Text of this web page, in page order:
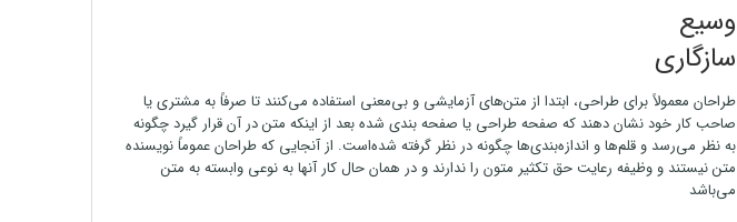
وسیع
سازگاری
طراحان معمولاً برای طراحی، ابتدا از متن‌های آزمایشی و بی‌معنی استفاده می‌کنند تا صرفاً به مشتری یا
صاحب کار خود نشان دهند که صفحه طراحی یا صفحه بندی شده بعد از اینکه متن در آن قرار گیرد چگونه
به نظر می‌رسد و قلم‌ها و اندازه‌بندی‌ها چگونه در نظر گرفته شده‌است. از آنجایی که طراحان عموماً نویسنده
متن نیستند و وظیفه رعایت حق تکثیر متون را ندارند و در همان حال کار آنها به نوعی وابسته به متن
می‌باشد